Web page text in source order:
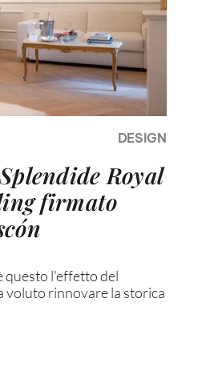
DESIGN
Royal
firmato
questo l'effetto del
voluto rinnovare la storica